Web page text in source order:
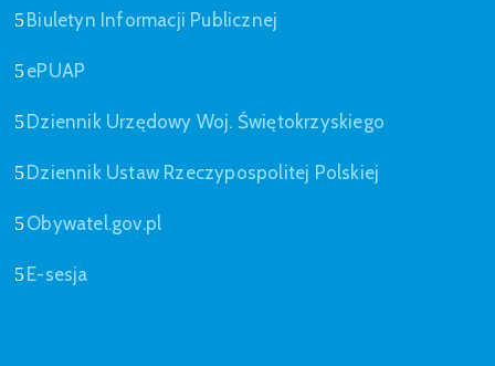
Biuletyn Informacji Publicznej
ePUAP
Dziennik Urzędowy Woj. Świętokrzyskiego
Dziennik Ustaw Rzeczypospolitej Polskiej
Obywatel.gov.pl
E-sesja